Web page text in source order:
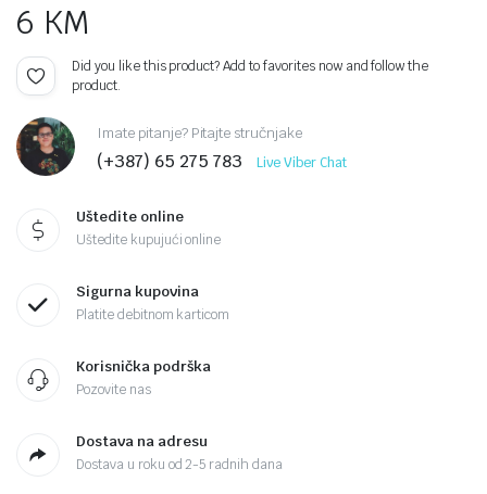
6 KM
Did you like this product? Add to favorites now and follow the
product.
Imate pitanje? Pitajte stručnjake
(+387) 65 275 783 Live Viber Chat
Uštedite online
Uštedite kupujući online
Sigurna kupovina
Platite debitnom karticom
Korisnička podrška
Pozovite nas
Dostava na adresu
Dostava u roku od 2-5 radnih dana